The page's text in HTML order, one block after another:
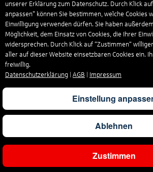
unserer Erklärung zum Datenschutz. Durch Klick
anpassen" können Sie bestimmen, welche Cookies
Einwilligung verwenden dürfen. Sie haben
Möglichkeit, dem Einsatz von Cookies, die Ihrer
widersprechen. Durch Klick auf “Zustimmen“
aller auf dieser Website einsetzbaren Cookies ein.
freiwillig.
Datenschutzerklärung
AGB Impressum
Einstellung
Ablehnen
Zustimmen